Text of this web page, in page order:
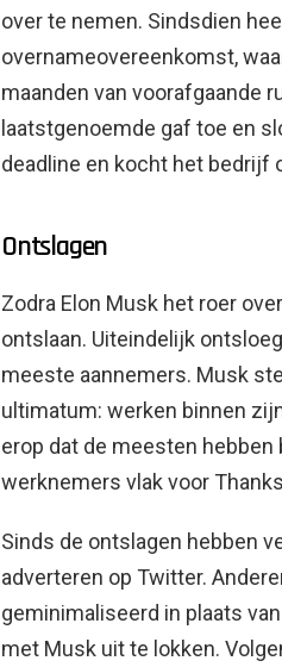
over te nemen. Sindsdien
overnameovereenkomst,
maanden van voorafgaande
laatstgenoemde gaf toe en
deadline en kocht het bedrijf
Ontslagen
Zodra Elon Musk het roer
ontslaan. Uiteindelijk
meeste aannemers. Musk
ultimatum: werken binnen
erop dat de meesten
werknemers vlak voor
Sinds de ontslagen hebben
adverteren op Twitter.
geminimaliseerd in plaats
met Musk uit te lokken.